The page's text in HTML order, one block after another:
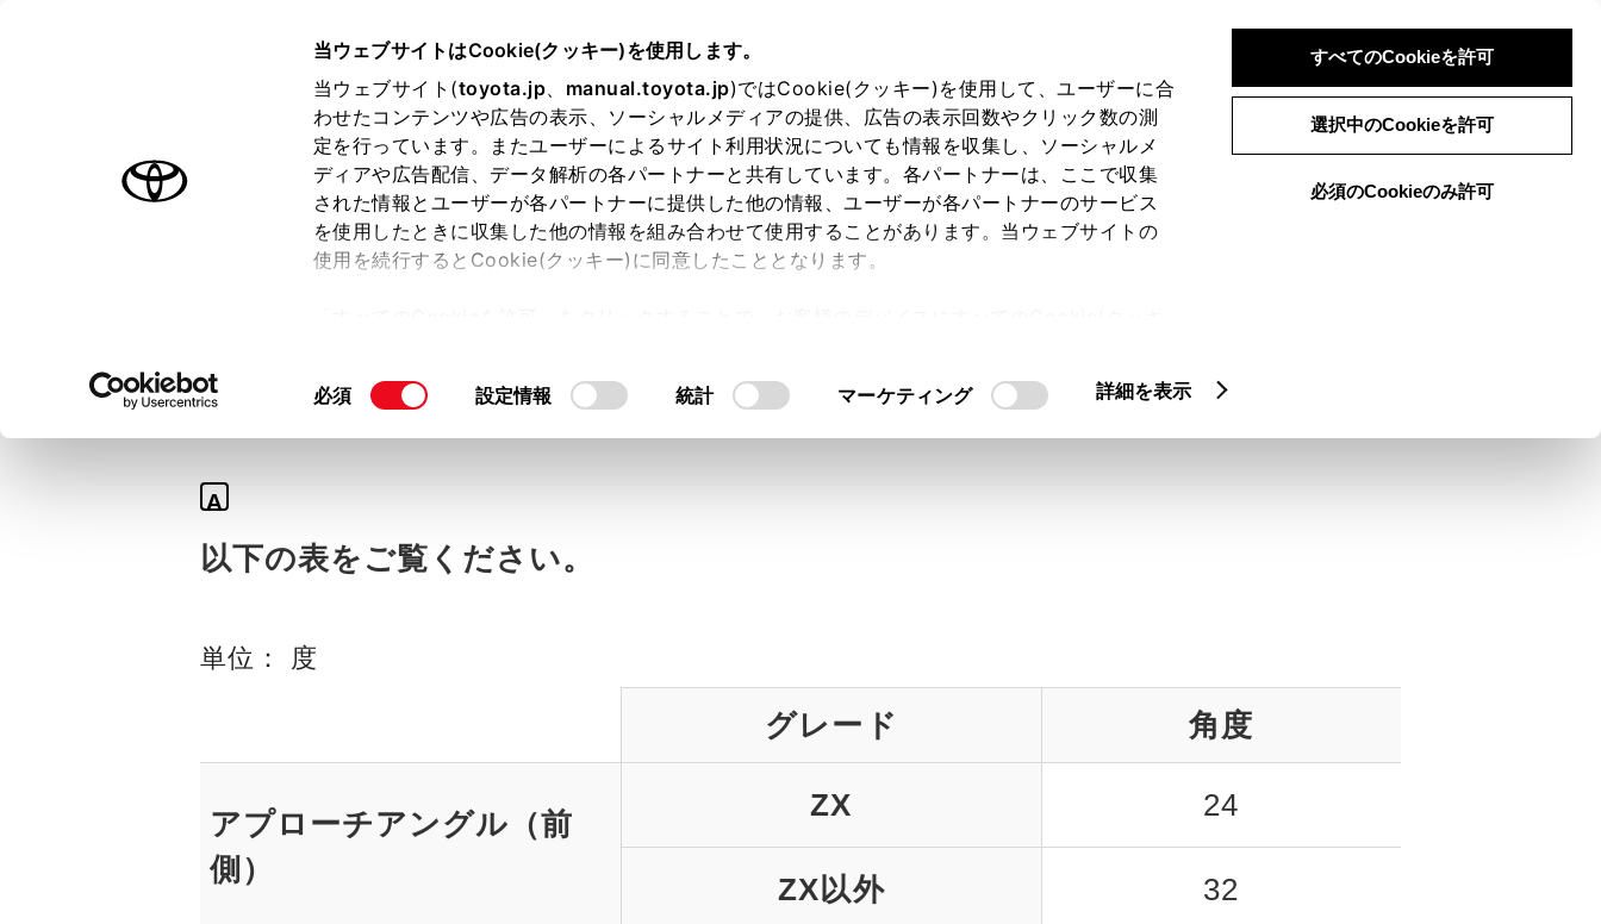
当ウェブサイトはCookie(クッキー)を使用します。
当ウェブサイト(toyota.jp、 manual.toyota.jp)ではCookie(クッキー)を使用して、ユーザーに合
わせたコンテンツや広告の表示、ソーシャルメディアの提供、広告の表示回数やクリック数の測
定を行っています。またユーザーによるサイト利用状況についても情報を収集し、ソーシャルメ
ディアや広告配信、データ解析の各パートナーと共有しています。各パートナーは、ここで収集
された情報とユーザーが各パートナーに提供した他の情報、ユーザーが各パートナーのサービス
を使用したときに収集した他の情報を組み合わせて使用することがあります。当ウェブサイトの
使用を続行するとCookie(クッキー)に同意したこととなります。
て」をご覧ください。
同
必須 設定情報 統計 マーケティング 詳細を表示
すべてのCookieを許可
選択中のCookieを許可
必須のCookieのみ許可
ログイン 検索 メニュー
オーナーサポート トピックス
ングル、ランプブレークオーバーアングルの数値を教えて。
A
以下の表をご覧ください。
単位： 度
グレード 角度
アプローチアングル（前
側）
ZX 24
ZX以外 32